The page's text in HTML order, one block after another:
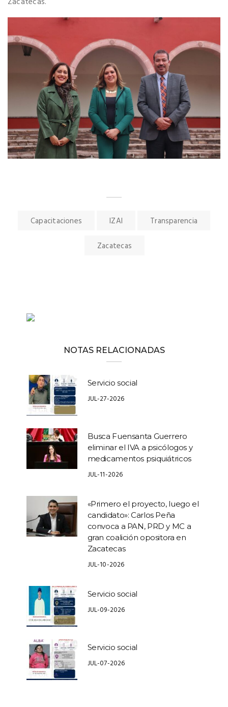
Capacitaciones IZAI Transparencia
Zacatecas
NOTAS RELACIONADAS
Servicio social
JUL-27-2026
Busca Fuensanta Guerrero
eliminar el IVA a psicólogos y
medicamentos psiquiátricos
JUL-11-2026
«Primero el proyecto, luego el
candidato»: Carlos Peña
convoca a PAN, PRD y MC a
gran coalición opositora en
Zacatecas
JUL-10-2026
Servicio social
JUL-09-2026
Servicio social
JUL-07-2026